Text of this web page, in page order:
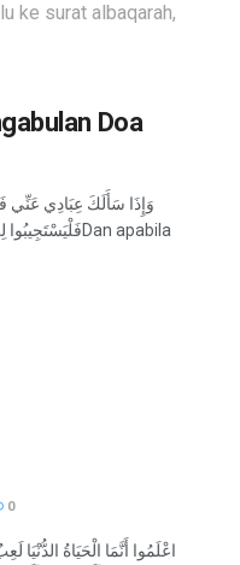
ke surat albaqarah,
Doa
وَإِذَا سَأَلَكَ عِبَادِي عَنِّي
0
اعْلَمُوا أَنَّمَا الْحَيَاةُ